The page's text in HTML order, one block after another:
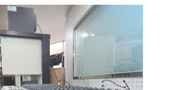
소개이미지2